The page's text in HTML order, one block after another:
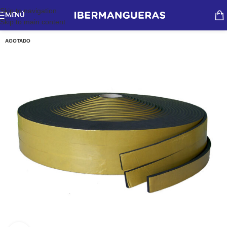
Skip to navigation
Skip to main content
MENÚ
AGOTADO